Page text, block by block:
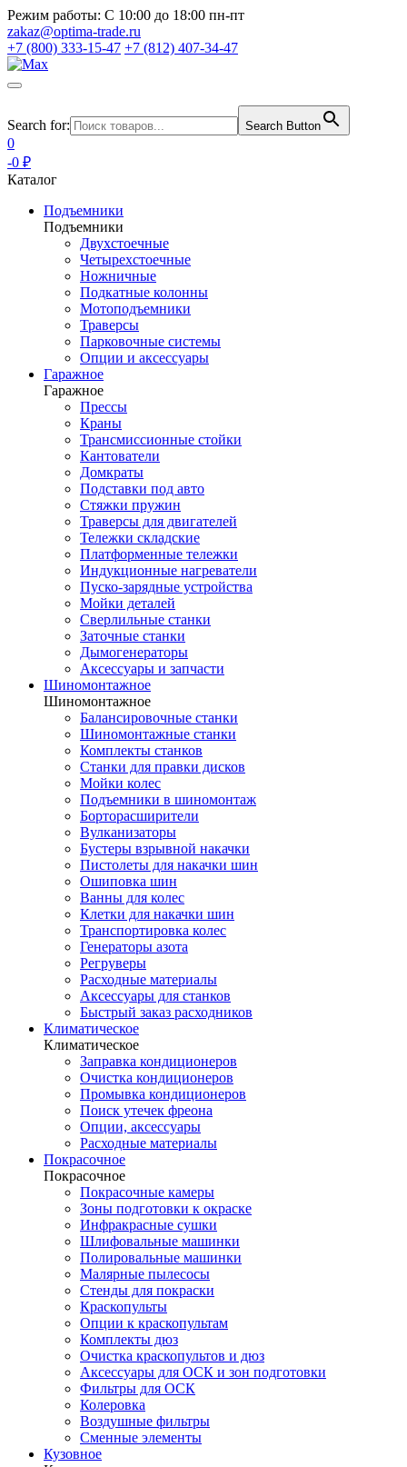
Режим работы: С 10:00 до 18:00 пн-пт
zakaz@optima-trade.ru
+7 (800) 333-15-47 +7 (812) 407-34-47
Search for: Search Button
0
-0 ₽
Каталог
Подъемники
Подъемники
Двухстоечные
Четырехстоечные
Ножничные
Подкатные колонны
Мотоподъемники
Траверсы
Парковочные системы
Опции и аксессуары
Гаражное
Гаражное
Прессы
Краны
Трансмиссионные стойки
Кантователи
Домкраты
Подставки под авто
Стяжки пружин
Траверсы для двигателей
Тележки складские
Платформенные тележки
Индукционные нагреватели
Пуско-зарядные устройства
Мойки деталей
Сверлильные станки
Заточные станки
Дымогенераторы
Аксессуары и запчасти
Шиномонтажное
Шиномонтажное
Балансировочные станки
Шиномонтажные станки
Комплекты станков
Станки для правки дисков
Мойки колес
Подъемники в шиномонтаж
Борторасширители
Вулканизаторы
Бустеры взрывной накачки
Пистолеты для накачки шин
Ошиповка шин
Ванны для колес
Клетки для накачки шин
Транспортировка колес
Генераторы азота
Регруверы
Расходные материалы
Аксессуары для станков
Быстрый заказ расходников
Климатическое
Климатическое
Заправка кондиционеров
Очистка кондиционеров
Промывка кондиционеров
Поиск утечек фреона
Опции, аксессуары
Расходные материалы
Покрасочное
Покрасочное
Покрасочные камеры
Зоны подготовки к окраске
Инфракрасные сушки
Шлифовальные машинки
Полировальные машинки
Малярные пылесосы
Стенды для покраски
Краскопульты
Опции к краскопультам
Комплекты дюз
Очистка краскопультов и дюз
Аксессуары для ОСК и зон подготовки
Фильтры для ОСК
Колеровка
Воздушные фильтры
Сменные элементы
Кузовное